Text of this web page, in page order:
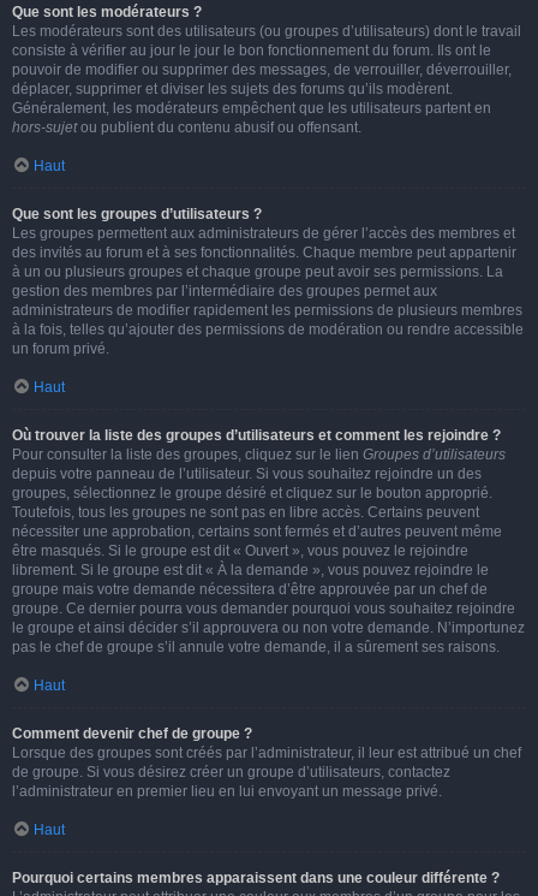
Que sont les modérateurs ?
Les modérateurs sont des utilisateurs (ou groupes d’utilisateurs) dont le travail
consiste à vérifier au jour le jour le bon fonctionnement du forum. Ils ont le
pouvoir de modifier ou supprimer des messages, de verrouiller, déverrouiller,
déplacer, supprimer et diviser les sujets des forums qu’ils modèrent.
Généralement, les modérateurs empêchent que les utilisateurs partent en
hors-sujetou publient du contenu abusif ou offensant.
Haut
Que sont les groupes d’utilisateurs ?
Les groupes permettent aux administrateurs de gérer l’accès des membres et
des invités au forum et à ses fonctionnalités. Chaque membre peut appartenir
à un ou plusieurs groupes et chaque groupe peut avoir ses permissions. La
gestion des membres par l’intermédiaire des groupes permet aux
administrateurs de modifier rapidement les permissions de plusieurs membres
à la fois, telles qu’ajouter des permissions de modération ou rendre accessible
un forum privé.
Haut
Où trouver la liste des groupes d’utilisateurs et comment les rejoindre ?
Pour consulter la liste des groupes, cliquez sur le lien Groupes d’utilisateurs
depuis votre panneau de l’utilisateur. Si vous souhaitez rejoindre un des
groupes, sélectionnez le groupe désiré et cliquez sur le bouton approprié.
Toutefois, tous les groupes ne sont pas en libre accès. Certains peuvent
nécessiter une approbation, certains sont fermés et d’autres peuvent même
être masqués. Si le groupe est dit « Ouvert », vous pouvez le rejoindre
librement. Si le groupe est dit « À la demande », vous pouvez rejoindre le
groupe mais votre demande nécessitera d’être approuvée par un chef de
groupe. Ce dernier pourra vous demander pourquoi vous souhaitez rejoindre
le groupe et ainsi décider s’il approuvera ou non votre demande. N’importunez
pas le chef de groupe s’il annule votre demande, il a sûrement ses raisons.
Haut
Comment devenir chef de groupe ?
Lorsque des groupes sont créés par l’administrateur, il leur est attribué un chef
de groupe. Si vous désirez créer un groupe d’utilisateurs, contactez
l’administrateur en premier lieu en lui envoyant un message privé.
Haut
Pourquoi certains membres apparaissent dans une couleur différente ?